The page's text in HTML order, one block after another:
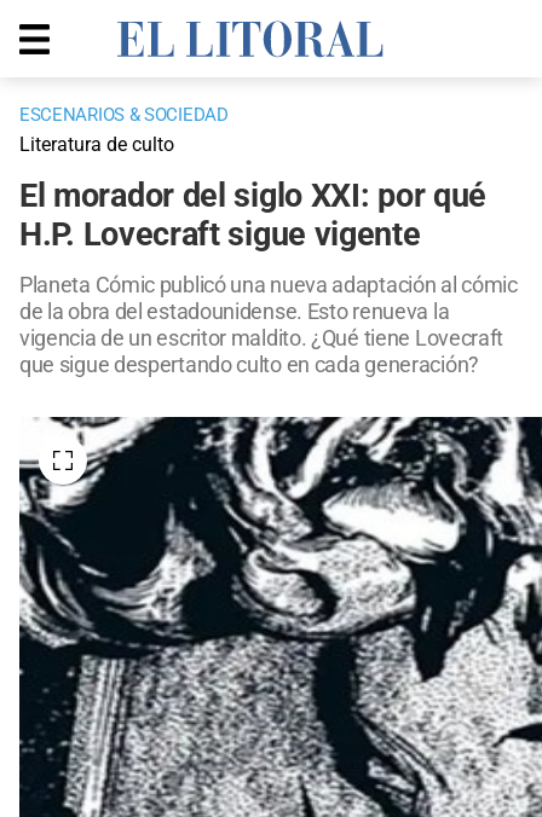
ESCENARIOS & SOCIEDAD
Literatura de culto
El morador del siglo XXI: por qué
H.P. Lovecraft sigue vigente
Planeta Cómic publicó una nueva adaptación al cómic
de la obra del estadounidense. Esto renueva la
vigencia de un escritor maldito. ¿Qué tiene Lovecraft
que sigue despertando culto en cada generación?